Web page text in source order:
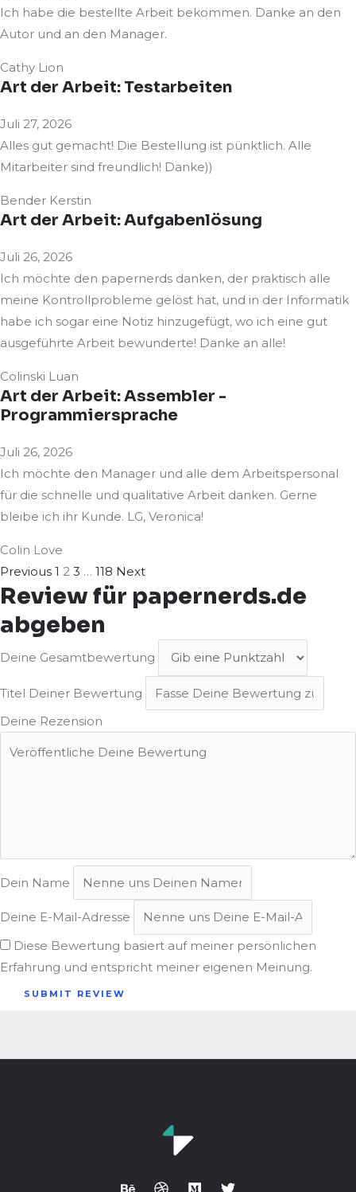
Ich habe die bestellte Arbeit bekommen. Danke an den
Autor und an den Manager.
Cathy Lion
Art der Arbeit: Testarbeiten
Juli 27, 2026
Alles gut gemacht! Die Bestellung ist pünktlich. Alle
Mitarbeiter sind freundlich! Danke))
Bender Kerstin
Art der Arbeit: Aufgabenlösung
Juli 26, 2026
Ich möchte den papernerds danken, der praktisch alle
meine Kontrollprobleme gelöst hat, und in der Informatik
habe ich sogar eine Notiz hinzugefügt, wo ich eine gut
ausgeführte Arbeit bewunderte! Danke an alle!
Colinski Luan
Art der Arbeit: Assembler -
Programmiersprache
Juli 26, 2026
Ich möchte den Manager und alle dem Arbeitspersonal
für die schnelle und qualitative Arbeit danken. Gerne
bleibe ich ihr Kunde. LG, Veronica!
Colin Love
Navigation
für
Site
Reviews
Previous Seite
1 Seite
2 Seite
3 … Seite
118 Next
Review für papernerds.de
abgeben
Deine Gesamtbewertung
Titel Deiner Bewertung
Deine Rezension
Dein Name
Deine E-Mail-Adresse
Diese Bewertung basiert auf meiner persönlichen
Erfahrung und entspricht meiner eigenen Meinung.
SUBMIT REVIEW